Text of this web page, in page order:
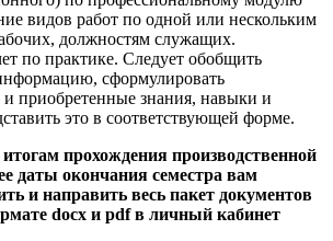
видов работ по одной или нескольким
должностям служащих.
по практике. Следует обобщить
сформулировать
и приобретенные знания, навыки и
это в соответствующей форме.
прохождения производственной
даты окончания семестра вам
и направить весь пакет документов
docx и pdf в личный кабинет